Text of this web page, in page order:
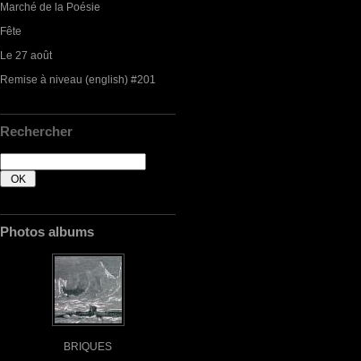
Marché de la Poésie
Fête
Le 27 août
Remise à niveau (english) #201
Rechercher
Photos albums
BRIQUES